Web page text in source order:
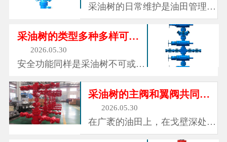
采油树的日常维护是油田管理的
重要环节。操作人员每日巡检，
检查各连接处有无泄漏迹象，观
察压力表读数是否正常，确认阀
门操作是否灵活。定期对阀门进
行注脂和保养，确保密封面和阀
杆的润滑状态良好。对于长期不
动作...
采油树的类型多种多样可以适应不同的工况
2026.05.30
安全功能同样是采油树不可或缺
面临异常情况：地面管线破裂、
下游装置故障、井口着火、或者
操作失误导致压力异常升高。在
这些紧急情况下，采油树上的安
采油树的主阀和翼阀共同构成可控的通道
2026.05.30
在广袤的油田上，在戈壁深处的
采油厂，在海上钻井平台的甲板